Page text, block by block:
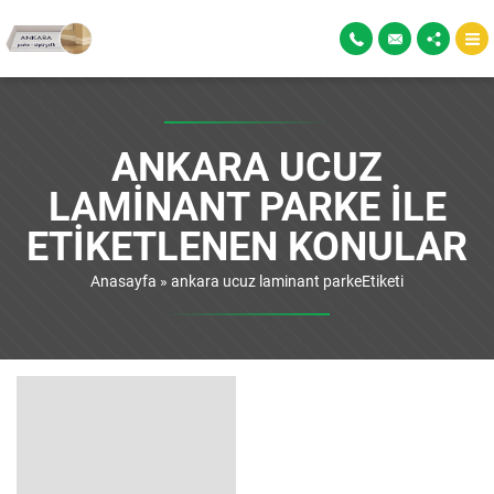
ANKARA UCUZ
LAMINANT PARKE ILE
ETIKETLENEN KONULAR
Anasayfa » ankara ucuz laminant parkeEtiketi